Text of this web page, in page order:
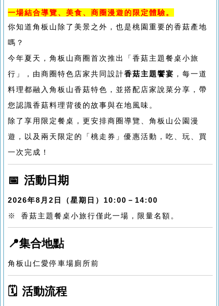
一場結合導覽、美食、商圈漫遊的限定體驗。
你知道角板山除了美景之外，也是桃園重要的香菇產地
嗎？
今年夏天，角板山商圈首次推出「香菇主題餐桌小旅
行」，由商圈特色店家共同設計香菇主題饗宴 ，每一道
料理都融入角板山香菇特色，並搭配店家說菜分享，帶
您認識香菇料理背後的故事與在地風味。
除了享用限定餐桌，更安排商圈導覽、角板山公園漫
遊，以及兩天限定的「桃走券」優惠活動，吃、玩、買
一次完成！
📅 活動日期
2026年8月2日（星期日）10:00－14:00
※ 香菇主題餐桌小旅行僅此一場，限量名額。
📍集合地點
角板山仁愛停車場廁所前
🗓️ 活動流程